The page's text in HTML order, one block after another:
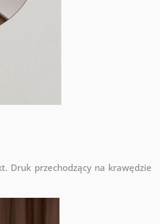
Druk przechodzący na krawędzie